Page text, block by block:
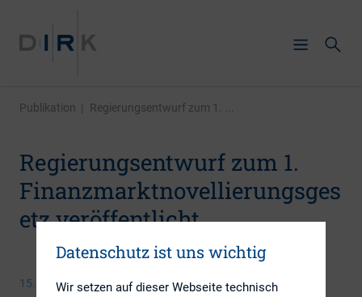
Publikation | Regierungsentwurf zum 1. ...
Regierungsentwurf zum 1.
Finanzmarktnovellierungsges
etz veröffentlicht
15. Januar 2016
Datenschutz ist uns wichtig
Wir setzen auf dieser Webseite technisch